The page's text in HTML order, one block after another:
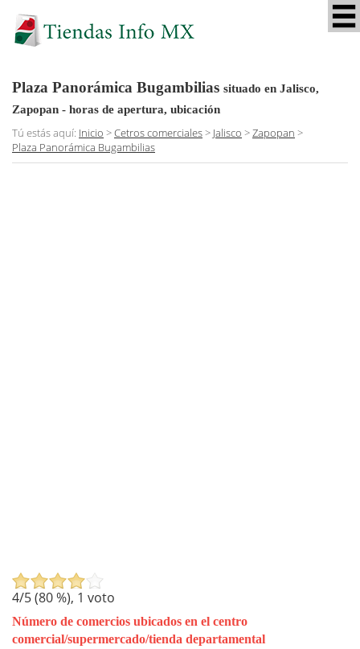
Plaza Panorámica Bugambilias situado en Jalisco,
Zapopan - horas de apertura, ubicación
Tú estás aquí: Inicio >Cetros comerciales> Jalisco >Zapopan >
Plaza Panorámica Bugambilias
4/5 (80%), 1 voto
Número de comercios ubicados en el centro
comercial/supermercado/tienda departamental